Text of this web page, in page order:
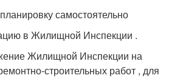
самостоятельно
в Жилищной Инспекции .
Жилищной Инспекции на
строительных работ , для